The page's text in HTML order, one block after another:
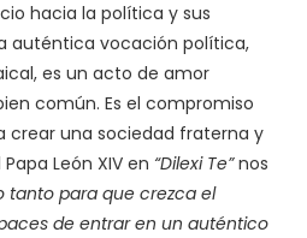
hacia la política y sus
auténtica vocación política,
es un acto de amor
común. Es el compromiso
crear una sociedad fraterna y
León XIV en “Dilexi Te”nos
tanto para que crezca el
de entrar en un auténtico